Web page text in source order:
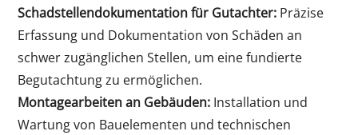
Schadstellendokumentation für Gutachter: Präzise
Erfassung und Dokumentation von Schäden an
schwer zugänglichen Stellen, um eine fundierte
Begutachtung zu ermöglichen.
Montagearbeiten an Gebäuden: Installation und
Wartung von Bauelementen und technischen